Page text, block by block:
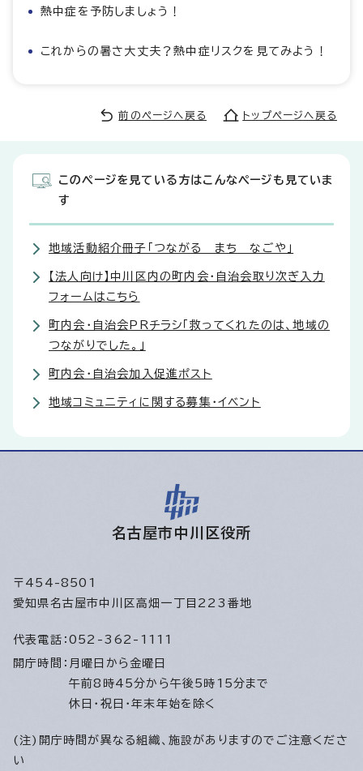
熱中症を予防しましょう！
これからの暑さ大丈夫？熱中症リスクを見てみよう！
前のページへ戻る トップページへ戻る
このページを見ている方はこんなページも見ていま
す
地域活動紹介冊子「つながる まち なごや」
【法人向け】中川区内の町内会・自治会取り次ぎ入力
フォームはこちら
町内会・自治会PRチラシ「救ってくれたのは、地域の
つながりでした。」
町内会・自治会加入促進ポスト
地域コミュニティに関する募集・イベント
名古屋市中川区役所
〒454-8501
愛知県名古屋市中川区高畑一丁目223番地
代表電話： 052-362-1111
開庁時間： 月曜日から金曜日
午前8時45分から午後5時15分まで
休日・祝日・年末年始を除く
(注)開庁時間が異なる組織、施設がありますのでご注意くださ
い